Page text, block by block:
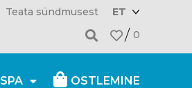
Teata sündmusest
ET
0
SPA OSTLEMINE